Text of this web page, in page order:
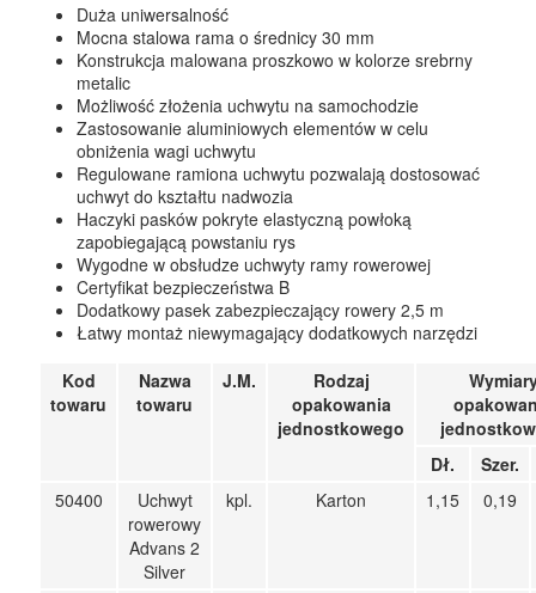
BOXY NA HAK I AKCESORIA
Duża uniwersalność
Mocna stalowa rama o średnicy 30 mm
Konstrukcja malowana proszkowo w kolorze srebrny
metalic
Możliwość złożenia uchwytu na samochodzie
Zastosowanie aluminiowych elementów w celu
obniżenia wagi uchwytu
Regulowane ramiona uchwytu pozwalają dostosować
uchwyt do kształtu nadwozia
Haczyki pasków pokryte elastyczną powłoką
zapobiegającą powstaniu rys
Wygodne w obsłudze uchwyty ramy rowerowej
Certyfikat bezpieczeństwa B
Dodatkowy pasek zabezpieczający rowery 2,5 m
Łatwy montaż niewymagający dodatkowych narzędzi
Kod
towaru
Nazwa
towaru
J.M.
Rodzaj
opakowania
jednostkowego
Dł.
Szer.
50400
Uchwyt
rowerowy
Advans 2
Silver
kpl. Karton 1,15 0,19